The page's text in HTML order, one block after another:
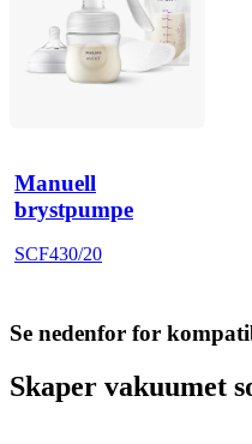
Manuell
brystpumpe
SCF430/20
Se nedenfor for
Skaper vakuumet